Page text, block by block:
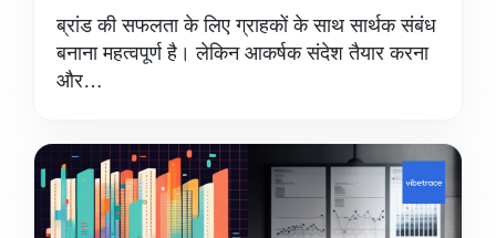
ब्रांड की सफलता के लिए ग्राहकों के साथ सार्थक संबंध
बनाना महत्वपूर्ण है। लेकिन आकर्षक संदेश तैयार करना
और…